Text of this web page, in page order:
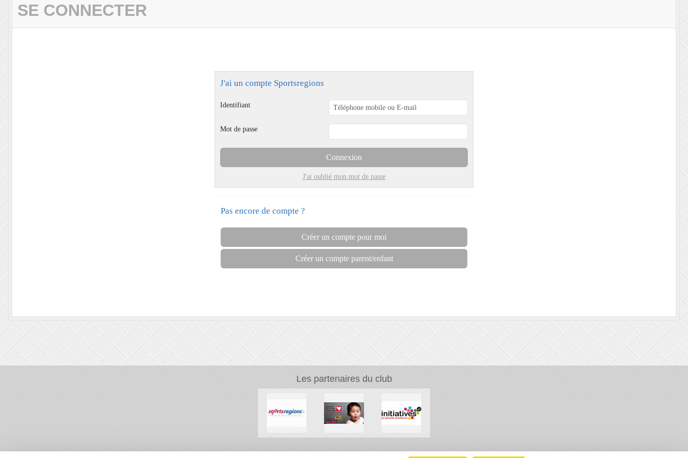
SE CONNECTER
J'ai un compte Sportsregions
Identifiant
Mot de passe
Connexion
J'ai oublié mon mot de passe
Pas encore de compte ?
Créer un compte pour moi
Créer un compte parent/enfant
Les partenaires du club